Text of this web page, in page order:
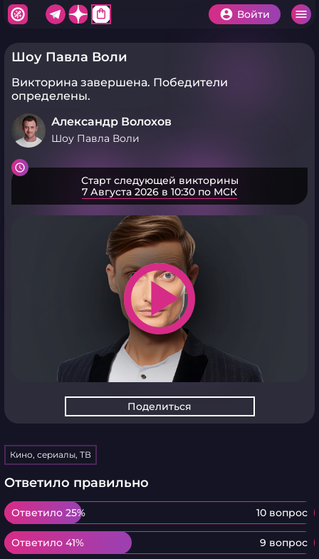
shopping_bag Войти
Шоу Павла Воли
Викторина завершена. Победители
определены.
Александр Волохов
Шоу Павла Воли
Старт следующей викторины
7 Августа 2026 в 10:30 по МСК
play_arrow
Поделиться
Кино, сериалы, ТВ
Ответило правильно
Ответило 25% 10 вопрос
Ответило 25%
Ответило 41% 9 вопрос
Ответило 41%